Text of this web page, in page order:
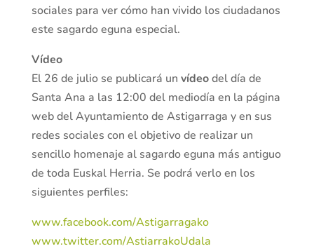
sociales para ver cómo han vivido los ciudadanos
este sagardo eguna especial.
Vídeo
El 26 de julio se publicará un vídeodel día de
Santa Ana a las 12:00 del mediodía en la página
web del Ayuntamiento de Astigarraga y en sus
redes sociales con el objetivo de realizar un
sencillo homenaje al sagardo eguna más antiguo
de toda Euskal Herria. Se podrá verlo en los
siguientes perfiles:
www.facebook.com/Astigarragako
www.twitter.com/AstiarrakoUdala